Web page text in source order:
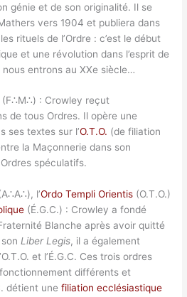
génie et de son originalité. Il se
vers 1904 et publiera dans
rituels de l’Ordre : c’est le début
et une révolution dans l’esprit de
nous entrons au XXe siècle…
(F∴M∴) : Crowley reçut
de tous Ordres. Il opère une
ses textes sur l’O.T.O. (de filiation
la Maçonnerie dans son
spéculatifs.
l’Ordo Templi Orientis (O.T.O.)
(É.G.C.) : Crowley a fondé
Blanche après avoir quitté
sonLiber Legis, il a également
et l’É.G.C. Ces trois ordres
différents et
détient unefiliation ecclésiastique